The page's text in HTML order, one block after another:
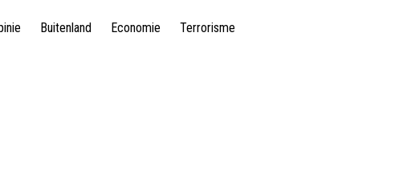
Buitenland Economie Terrorisme